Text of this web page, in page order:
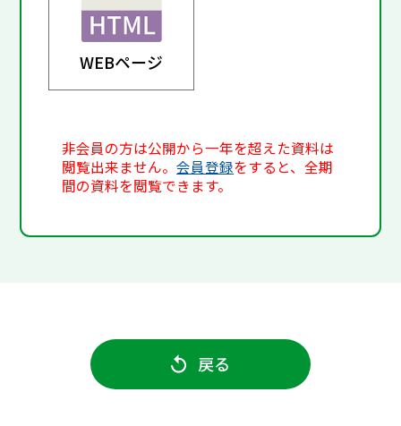
WEBページ
非会員の方は公開から一年を超えた資料は
閲覧出来ません。会員登録をすると、全期
間の資料を閲覧できます。
戻る